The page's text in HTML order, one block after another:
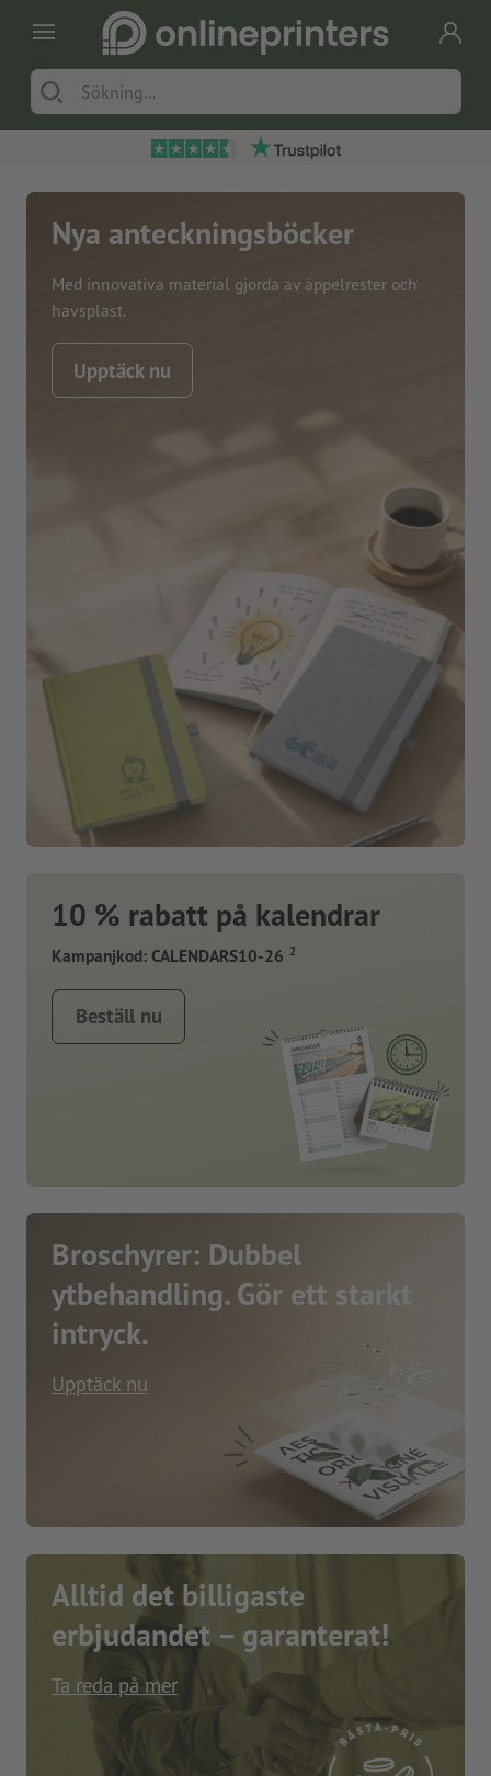
Nya anteckningsböcker
Med innovativa material gjorda av äppelrester och
havsplast.
Upptäck nu
10 % rabatt på kalendrar
Kampanjkod: CALENDARS10-26 2
Beställ nu
Broschyrer: Dubbel
ytbehandling. Gör ett starkt
intryck.
Upptäck nu
Alltid det billigaste
erbjudandet – garanterat!
Ta reda på mer